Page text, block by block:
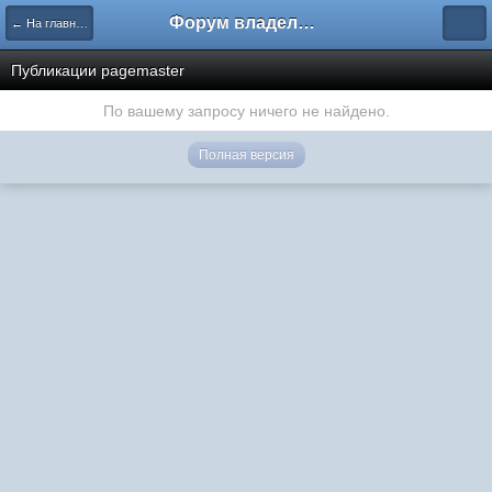
← На главную Форум владельцев интернет-магазинов
Публикации pagemaster
По вашему запросу ничего не найдено.
Полная версия